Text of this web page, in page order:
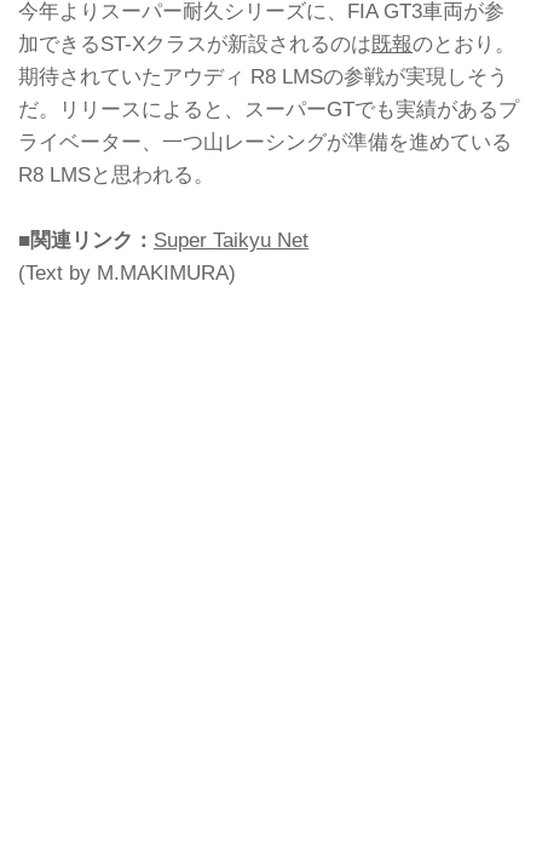
今年よりスーパー耐久シリーズに、FIA GT3車両が参
加できるST-Xクラスが新設されるのは既報のとおり。
期待されていたアウディ R8 LMSの参戦が実現しそう
だ。リリースによると、スーパーGTでも実績があるプ
ライベーター、一つ山レーシングが準備を進めている
R8 LMSと思われる。
■関連リンク： Super Taikyu Net
(Text by M.MAKIMURA)